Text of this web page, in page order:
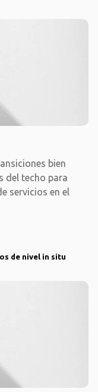
bien
del techo para
servicios en el
de nivel in situ